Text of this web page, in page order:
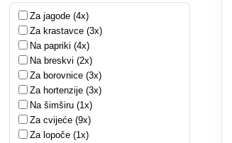
Za jagode (4x)
Za krastavce (3x)
Na papriki (4x)
Na breskvi (2x)
Za borovnice (3x)
Za hortenzije (3x)
Na šimširu (1x)
Za cvijeće (9x)
Za lopoče (1x)